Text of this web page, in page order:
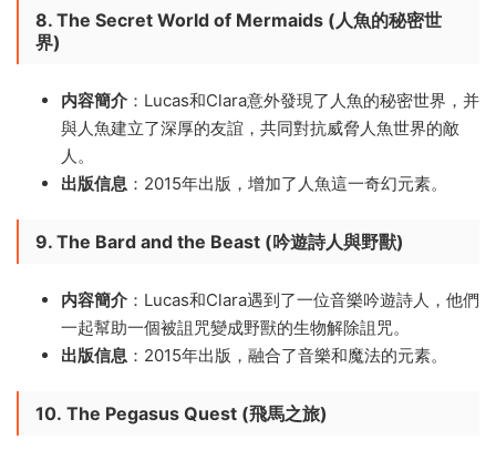
8. The Secret World of Mermaids (人魚的秘密世
界)
内容簡介 ：Lucas和Clara意外發現了人魚的秘密世界，并
與人魚建立了深厚的友誼，共同對抗威脅人魚世界的敵
人。
出版信息 ：2015年出版，增加了人魚這一奇幻元素。
9. The Bard and the Beast (吟遊詩人與野獸)
内容簡介 ：Lucas和Clara遇到了一位音樂吟遊詩人，他們
一起幫助一個被詛咒變成野獸的生物解除詛咒。
出版信息 ：2015年出版，融合了音樂和魔法的元素。
10. The Pegasus Quest (飛馬之旅)